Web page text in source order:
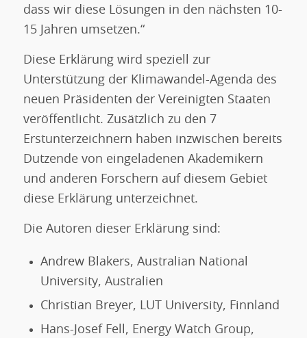
dass wir diese Lösungen in den nächsten 10-
15 Jahren umsetzen.“
Diese Erklärung wird speziell zur
Unterstützung der Klimawandel-Agenda des
neuen Präsidenten der Vereinigten Staaten
veröffentlicht. Zusätzlich zu den 7
Erstunterzeichnern haben inzwischen bereits
Dutzende von eingeladenen Akademikern
und anderen Forschern auf diesem Gebiet
diese Erklärung unterzeichnet.
Die Autoren dieser Erklärung sind:
Andrew Blakers, Australian National
University, Australien
Christian Breyer, LUT University, Finnland
Hans-Josef Fell, Energy Watch Group,